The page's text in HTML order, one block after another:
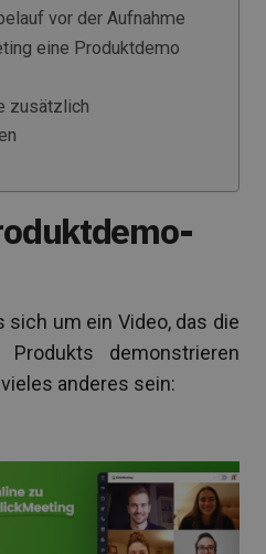
vor der Aufnahme
eine Produktdemo
zusätzlich
sich um ein Video, das die
demonstrieren
anderes sein: